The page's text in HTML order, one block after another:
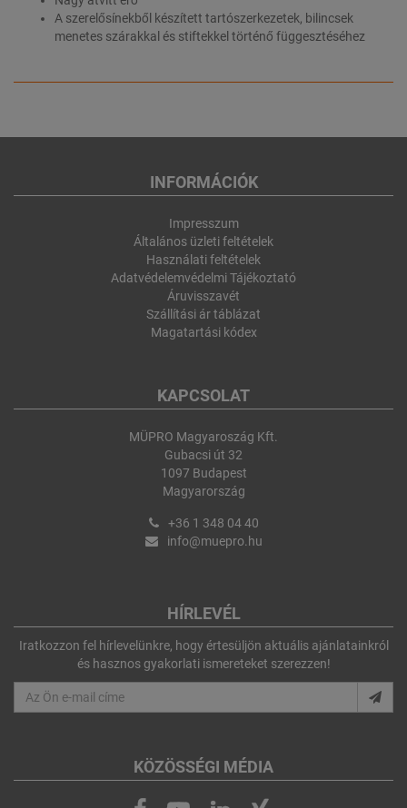
A szerelősínekből készített tartószerkezetek, bilincsek
menetes szárakkal és stiftekkel történő függesztéséhez
INFORMÁCIÓK
Impresszum
Általános üzleti feltételek
Használati feltételek
Adatvédelemvédelmi Tájékoztató
Áruvisszavét
Szállítási ár táblázat
Magatartási kódex
KAPCSOLAT
MÜPRO Magyaroszág Kft.
Gubacsi út 32
1097 Budapest
Magyarország
+36 1 348 04 40
info@muepro.hu
HÍRLEVÉL
Iratkozzon fel hírlevelünkre, hogy értesüljön aktuális ajánlatainkról
és hasznos gyakorlati ismereteket szerezzen!
KÖZÖSSÉGI MÉDIA